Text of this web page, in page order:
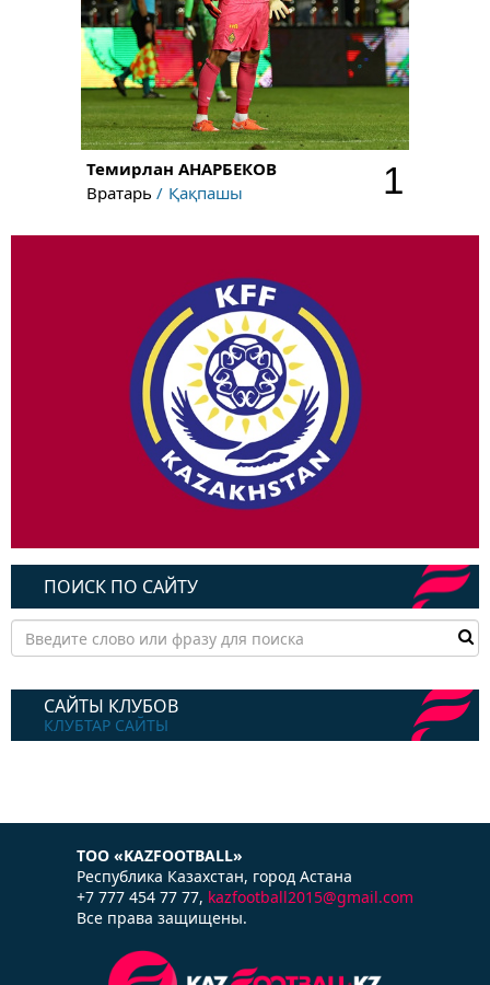
Темирлан АНАРБЕКОВ
Вратарь
Қақпашы 1
ПОИСК ПО САЙТУ
САЙТЫ КЛУБОВ
КЛУБТАР САЙТЫ
ТОО «KAZFOOTBALL»
Республика Казаxстан, город Астана
+7 777 454 77 77, kazfootball2015@gmail.com
Все права защищены.